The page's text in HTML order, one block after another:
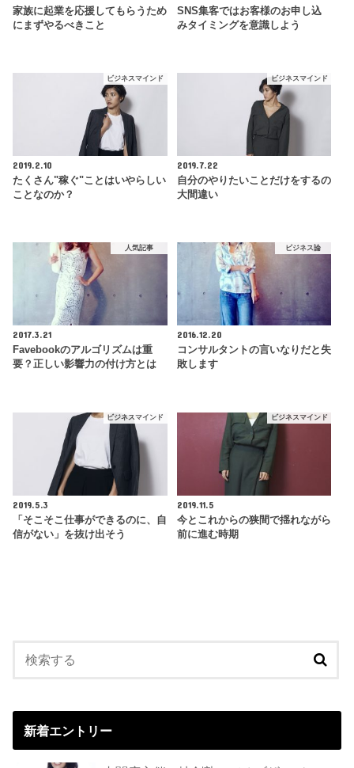
家族に起業を応援してもらうため
にまずやるべきこと
SNS集客ではお客様のお申し込
みタイミングを意識しよう
ビジネスマインド
2019.2.10
たくさん"稼ぐ"ことはいやらしい
ことなのか？
ビジネスマインド
2019.7.22
自分のやりたいことだけをするの
大間違い
人気記事
2017.3.21
Favebookのアルゴリズムは重
要？正しい影響力の付け方とは
ビジネス論
2016.12.20
コンサルタントの言いなりだと失
敗します
ビジネスマインド
2019.5.3
「そこそこ仕事ができるのに、自
信がない」を抜け出そう
ビジネスマインド
2019.11.5
今とこれからの狭間で揺れながら
前に進む時期
新着エントリー